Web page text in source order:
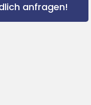
anfragen!